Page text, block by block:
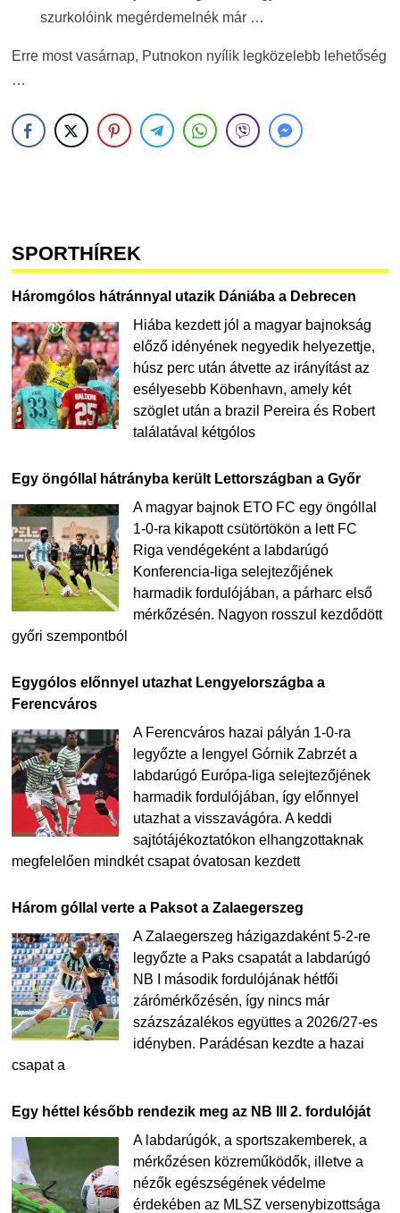
szurkolóink megérdemelnék már …
Erre most vasárnap, Putnokon nyílik legközelebb lehetőség
…
SPORTHÍREK
Háromgólos hátránnyal utazik Dániába a Debrecen
Hiába kezdett jól a magyar bajnokság
előző idényének negyedik helyezettje,
húsz perc után átvette az irányítást az
esélyesebb Köbenhavn, amely két
szöglet után a brazil Pereira és Robert
találatával kétgólos
Egy öngóllal hátrányba került Lettországban a Győr
A magyar bajnok ETO FC egy öngóllal
1-0-ra kikapott csütörtökön a lett FC
Riga vendégeként a labdarúgó
Konferencia-liga selejtezőjének
harmadik fordulójában, a párharc első
mérkőzésén. Nagyon rosszul kezdődött
győri szempontból
Egygólos előnnyel utazhat Lengyelországba a
Ferencváros
A Ferencváros hazai pályán 1-0-ra
legyőzte a lengyel Górnik Zabrzét a
labdarúgó Európa-liga selejtezőjének
harmadik fordulójában, így előnnyel
utazhat a visszavágóra. A keddi
sajtótájékoztatókon elhangzottaknak
megfelelően mindkét csapat óvatosan kezdett
Három góllal verte a Paksot a Zalaegerszeg
A Zalaegerszeg házigazdaként 5-2-re
legyőzte a Paks csapatát a labdarúgó
NB I második fordulójának hétfői
zárómérkőzésén, így nincs már
százszázalékos együttes a 2026/27-es
idényben. Parádésan kezdte a hazai
csapat a
Egy héttel később rendezik meg az NB III 2. fordulóját
A labdarúgók, a sportszakemberek, a
mérkőzésen közreműködők, illetve a
nézők egészségének védelme
érdekében az MLSZ versenybizottsága